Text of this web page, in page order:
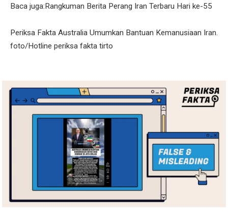
Baca juga:Rangkuman Berita Perang Iran Terbaru Hari ke-55
Periksa Fakta Australia Umumkan Bantuan Kemanusiaan Iran.
foto/Hotline periksa fakta tirto